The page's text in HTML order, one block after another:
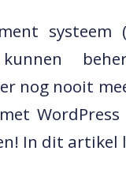
systeem
nog nooit
In dit artikel